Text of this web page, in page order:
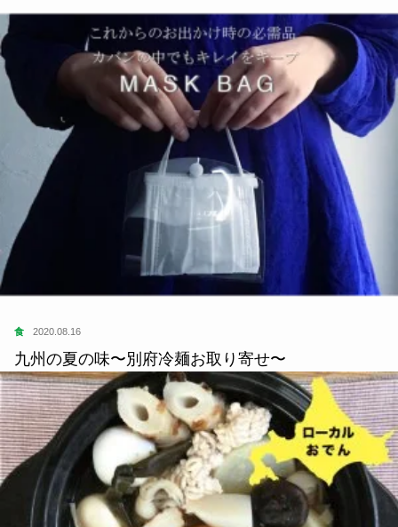
食 2020.08.16
九州の夏の味〜別府冷麺お取り寄せ〜